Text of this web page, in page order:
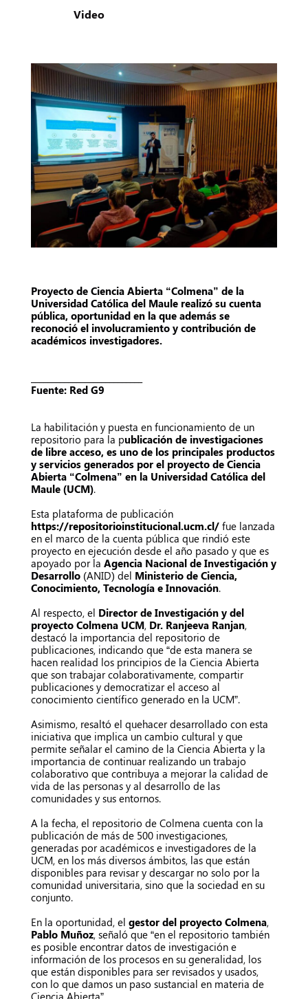
Video
Proyecto de Ciencia Abierta “Colmena” de la
Universidad Católica del Maule realizó su cuenta
pública, oportunidad en la que además se
reconoció el involucramiento y contribución de
académicos investigadores.
Fuente: Red G9
La habilitación y puesta en funcionamiento de un
repositorio para la publicación de investigaciones
de libre acceso, es uno de los principales productos
y servicios generados por el proyecto de Ciencia
Abierta “Colmena” en la Universidad Católica del
Maule (UCM).
Esta plataforma de publicación
https://repositorioinstitucional.ucm.cl/ fue lanzada
en el marco de la cuenta pública que rindió este
proyecto en ejecución desde el año pasado y que es
apoyado por la Agencia Nacional de Investigación y
Desarrollo (ANID) del Ministerio de Ciencia,
Conocimiento, Tecnología e Innovación.
Al respecto, el Director de Investigación y del
proyecto Colmena UCM, Dr. Ranjeeva Ranjan,
destacó la importancia del repositorio de
publicaciones, indicando que “de esta manera se
hacen realidad los principios de la Ciencia Abierta
que son trabajar colaborativamente, compartir
publicaciones y democratizar el acceso al
conocimiento científico generado en la UCM”.
Asimismo, resaltó el quehacer desarrollado con esta
iniciativa que implica un cambio cultural y que
permite señalar el camino de la Ciencia Abierta y la
importancia de continuar realizando un trabajo
colaborativo que contribuya a mejorar la calidad de
vida de las personas y al desarrollo de las
comunidades y sus entornos.
A la fecha, el repositorio de Colmena cuenta con la
publicación de más de 500 investigaciones,
generadas por académicos e investigadores de la
UCM, en los más diversos ámbitos, las que están
disponibles para revisar y descargar no solo por la
comunidad universitaria, sino que la sociedad en su
conjunto.
En la oportunidad, el gestor del proyecto Colmena,
Pablo Muñoz, señaló que “en el repositorio también
es posible encontrar datos de investigación e
información de los procesos en su generalidad, los
que están disponibles para ser revisados y usados,
con lo que damos un paso sustancial en materia de